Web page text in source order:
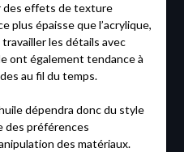
des effets de texture
plus épaisse que l’acrylique,
les détails avec
ont également tendance à
au fil du temps.
dépendra donc du style
des préférences
des matériaux.